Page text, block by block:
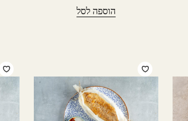
הוספה לסל